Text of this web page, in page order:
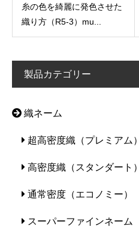
糸の色を綺麗に発色させた
織り方（R5-3）mu...
製品カテゴリー
織ネーム
超高密度織（プレミアム）
高密度織（スタンダート）
通常密度（エコノミー）
スーパーファインネーム